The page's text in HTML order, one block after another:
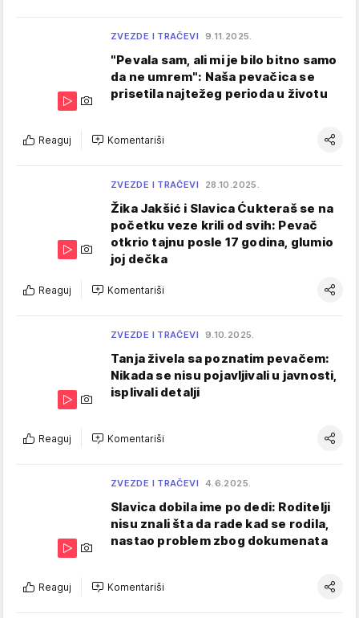
ZVEZDE I TRAČEVI 9.11.2025.
"Pevala sam, ali mi je bilo bitno samo
da ne umrem": Naša pevačica se
prisetila najtežeg perioda u životu
Reaguj Komentariši
ZVEZDE I TRAČEVI 28.10.2025.
Žika Jakšić i Slavica Ćukteraš se na
početku veze krili od svih: Pevač
otkrio tajnu posle 17 godina, glumio
joj dečka
Reaguj Komentariši
ZVEZDE I TRAČEVI 9.10.2025.
Tanja živela sa poznatim pevačem:
Nikada se nisu pojavljivali u javnosti,
isplivali detalji
Reaguj Komentariši
ZVEZDE I TRAČEVI 4.6.2025.
Slavica dobila ime po dedi: Roditelji
nisu znali šta da rade kad se rodila,
nastao problem zbog dokumenata
Reaguj Komentariši